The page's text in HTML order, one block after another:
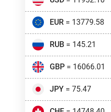
EUR= 13779.58
RUB= 145.21
GBP= 16066.01
JPY= 75.47